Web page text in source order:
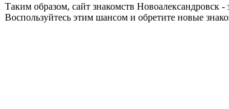
Таким образом, сайт знакомств Новоалександровск
Воспользуйтесь этим шансом и обретите новые